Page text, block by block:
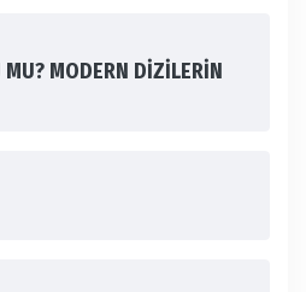
MODERN DİZİLERİN